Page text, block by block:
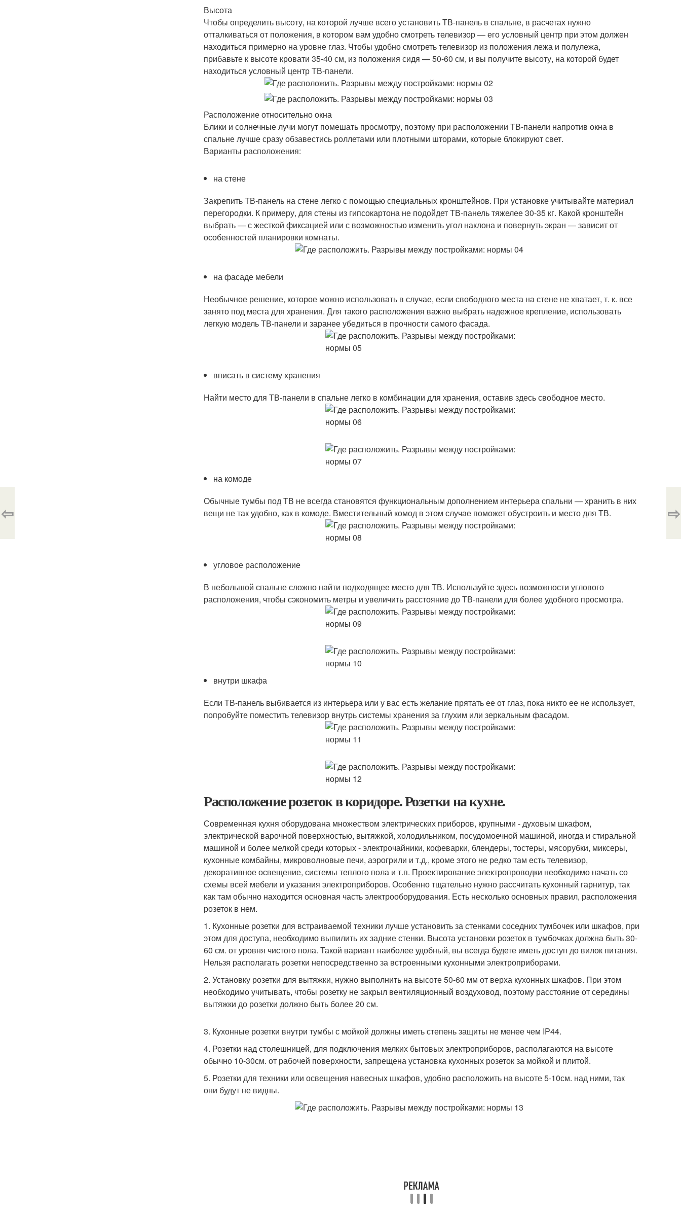
Высота
Чтобы определить высоту, на которой лучше всего установить ТВ-панель в спальне, в расчетах нужно
отталкиваться от положения, в котором вам удобно смотреть телевизор — его условный центр при этом должен
находиться примерно на уровне глаз. Чтобы удобно смотреть телевизор из положения лежа и полулежа,
прибавьте к высоте кровати 35-40 см, из положения сидя — 50-60 см, и вы получите высоту, на которой будет
находиться условный центр ТВ-панели.
Расположение относительно окна
Блики и солнечные лучи могут помешать просмотру, поэтому при расположении ТВ-панели напротив окна в
спальне лучше сразу обзавестись роллетами или плотными шторами, которые блокируют свет.
Варианты расположения:
на стене
Закрепить ТВ-панель на стене легко с помощью специальных кронштейнов. При установке учитывайте материал
перегородки. К примеру, для стены из гипсокартона не подойдет ТВ-панель тяжелее 30-35 кг. Какой кронштейн
выбрать — с жесткой фиксацией или с возможностью изменить угол наклона и повернуть экран — зависит от
особенностей планировки комнаты.
на фасаде мебели
Необычное решение, которое можно использовать в случае, если свободного места на стене не хватает, т. к. все
занято под места для хранения. Для такого расположения важно выбрать надежное крепление, использовать
легкую модель ТВ-панели и заранее убедиться в прочности самого фасада.
вписать в систему хранения
Найти место для ТВ-панели в спальне легко в комбинации для хранения, оставив здесь свободное место.
на комоде
Обычные тумбы под ТВ не всегда становятся функциональным дополнением интерьера спальни — хранить в них
вещи не так удобно, как в комоде. Вместительный комод в этом случае поможет обустроить и место для ТВ.
угловое расположение
В небольшой спальне сложно найти подходящее место для ТВ. Используйте здесь возможности углового
расположения, чтобы сэкономить метры и увеличить расстояние до ТВ-панели для более удобного просмотра.
внутри шкафа
Если ТВ-панель выбивается из интерьера или у вас есть желание прятать ее от глаз, пока никто ее не использует,
попробуйте поместить телевизор внутрь системы хранения за глухим или зеркальным фасадом.
Расположение розеток в коридоре. Розетки на кухне.
Современная кухня оборудована множеством электрических приборов, крупными - духовым шкафом,
электрической варочной поверхностью, вытяжкой, холодильником, посудомоечной машиной, иногда и стиральной
машиной и более мелкой среди которых - электрочайники, кофеварки, блендеры, тостеры, мясорубки, миксеры,
кухонные комбайны, микроволновые печи, аэрогрили и т.д., кроме этого не редко там есть телевизор,
декоративное освещение, системы теплого пола и т.п. Проектирование электропроводки необходимо начать со
схемы всей мебели и указания электроприборов. Особенно тщательно нужно рассчитать кухонный гарнитур, так
как там обычно находится основная часть электрооборудования. Есть несколько основных правил, расположения
розеток в нем.
1. Кухонные розетки для встраиваемой техники лучше установить за стенками соседних тумбочек или шкафов, при
этом для доступа, необходимо выпилить их задние стенки. Высота установки розеток в тумбочках должна быть 30-
60 см. от уровня чистого пола. Такой вариант наиболее удобный, вы всегда будете иметь доступ до вилок питания.
Нельзя располагать розетки непосредственно за встроенными кухонными электроприборами.
2. Установку розетки для вытяжки, нужно выполнить на высоте 50-60 мм от верха кухонных шкафов. При этом
необходимо учитывать, чтобы розетку не закрыл вентиляционный воздуховод, поэтому расстояние от середины
вытяжки до розетки должно быть более 20 см.
3. Кухонные розетки внутри тумбы с мойкой должны иметь степень защиты не менее чем IP44.
4. Розетки над столешницей, для подключения мелких бытовых электроприборов, располагаются на высоте
обычно 10-30см. от рабочей поверхности, запрещена установка кухонных розеток за мойкой и плитой.
5. Розетки для техники или освещения навесных шкафов, удобно расположить на высоте 5-10см. над ними, так
они будут не видны.
⇦ ⇨